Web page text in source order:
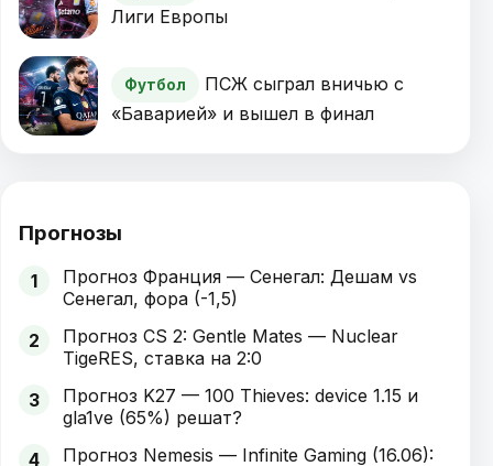
Лиги Европы
Футбол
ПСЖ сыграл вничью с
«Баварией» и вышел в финал
Прогнозы
1
Прогноз Франция — Сенегал: Дешам vs
Сенегал, фора (-1,5)
2
Прогноз CS 2: Gentle Mates — Nuclear
TigeRES, ставка на 2:0
3
Прогноз K27 — 100 Thieves: device 1.15 и
gla1ve (65%) решат?
4
Прогноз Nemesis — Infinite Gaming (16.06):